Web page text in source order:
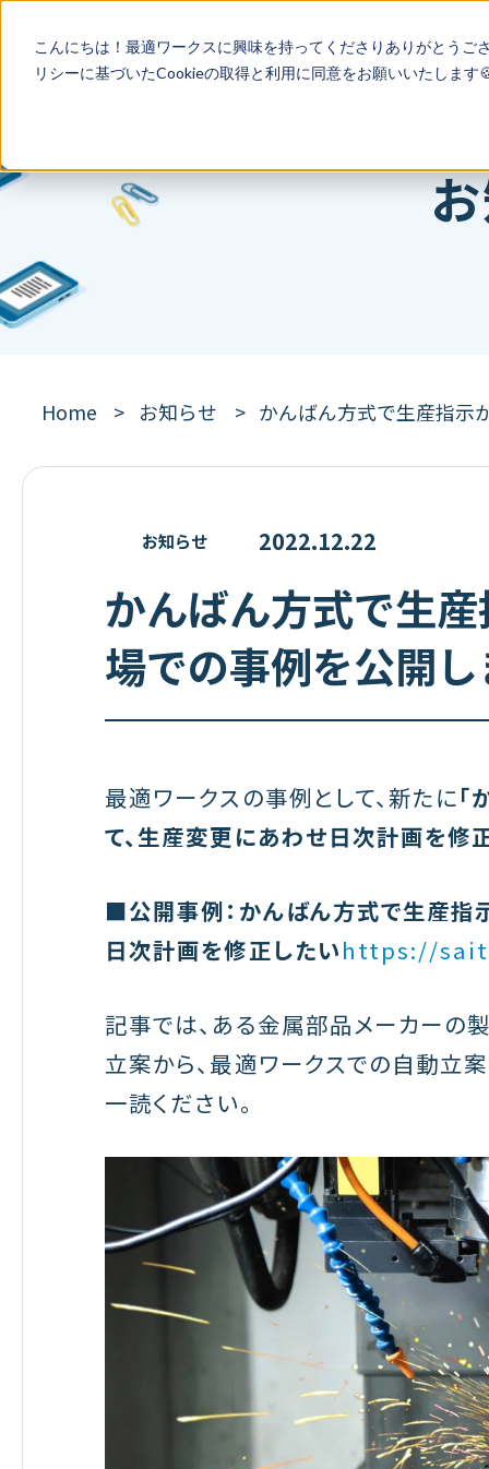
こんにちは！最適ワークスに興味を持ってくださりありがとう
リシーに基づいたCookieの取得と利用に同意をお願いいたします
Home お知らせ かんばん方式で生産指示
お知らせ 2022.12.22
かんばん方式で生
場での事例を公開
最適ワークスの事例として、新たに
て、生産変更にあわせ日次計画を修
■公開事例：かんばん方式で生産指
日次計画を修正したいhttps://
記事では、ある金属部品メーカーの
立案から、最適ワークスでの自動立
一読ください。